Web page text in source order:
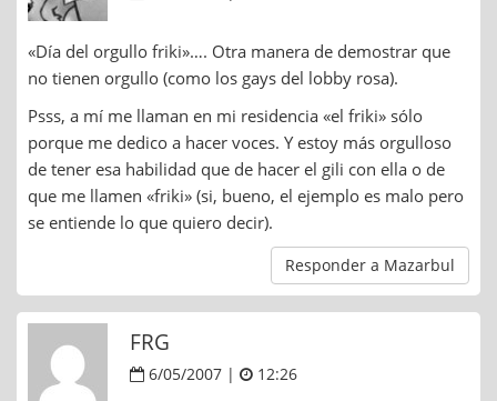
«Día del orgullo friki»…. Otra manera de demostrar que
no tienen orgullo (como los gays del lobby rosa).
Psss, a mí me llaman en mi residencia «el friki» sólo
porque me dedico a hacer voces. Y estoy más orgulloso
de tener esa habilidad que de hacer el gili con ella o de
que me llamen «friki» (si, bueno, el ejemplo es malo pero
se entiende lo que quiero decir).
Responder a Mazarbul
FRG
6/05/2007 | 12:26